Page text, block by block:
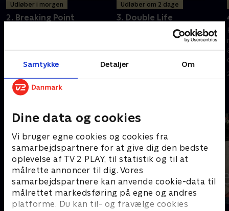
Samtykke Detaljer Om
Dine data og cookies
Vi bruger egne cookies og cookies fra
samarbejdspartnere for at give dig den bedste
oplevelse af TV 2 PLAY, til statistik og til at
målrette annoncer til dig. Vores
samarbejdspartnere kan anvende cookie-data til
målrettet markedsføring på egne og andres
platforme. Du kan til- og fravælge cookies
Udløber i morgen
2. Breaking Point
mærker presset fra alt og alle
en chokerende opdagelse.
Udløber om 2 dage
3. Double Life
Hvor længe kan Louis beskytte
sine hemmeligheder? Og hvor
langt er Dom villig til at gå for
Andre så også